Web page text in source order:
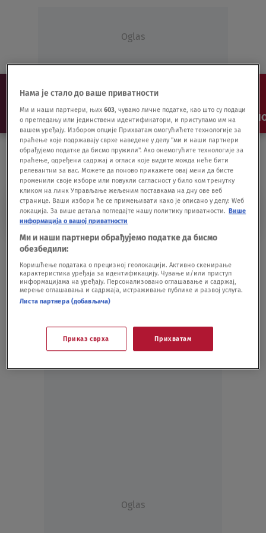
Oglas
NAJNOVIJE VESTI SHOW SPORT VIDEO
TORTA ZA VUČIĆA
bude Vučićeva torta
POLITIKA11.12.20.
Oglas
Нама је стало до ваше приватности
Ми и наши партнери, њих603, чувамо личне податке, као што су подаци
о прегледању или јединствени идентификатори, и приступамо им на
вашем уређају. Избором опције Прихватам омогућићете технологије за
праћење које подржавају сврхе наведене у делу "ми и наши партнери
обрађујемо податке да бисмо пружили". Ако онемогућите технологије за
праћење, одређени садржај и огласи које видите можда неће бити
релевантни за вас. Можете да поново прикажете овај мени да бисте
променили своје изборе или повукли сагласност у било ком тренутку
кликом на линк Управљање жељеним поставкама на дну ове веб
странице. Ваши избори ће се примењивати како је описано у делу: Wеб
локација. За више детаља погледајте нашу политику приватности. Више
информација о вашој приватности
Ми и наши партнери обрађујемо податке да бисмо
обезбедили:
Коришћење података о прецизној геолокацији. Активно скенирање
карактеристика уређаја за идентификацију. Чување и/или приступ
информацијама на уређају. Персонализовано оглашавање и садржај,
мерење оглашавања и садржаја, истраживање публике и развој услуга.
Листа партнера (добављача)
Приказ сврха Прихватам